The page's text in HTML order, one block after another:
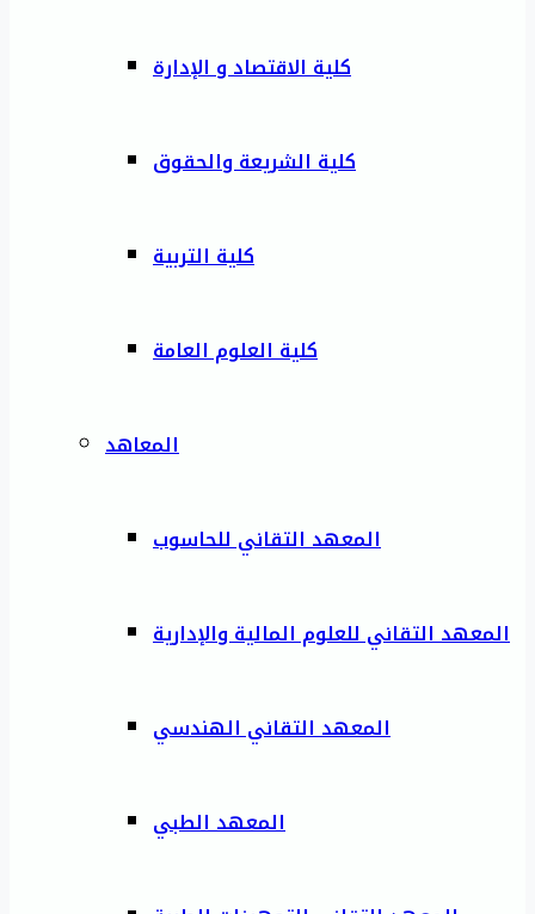
كلية الاقتصاد و الإدارة
كلية الشريعة والحقوق
كلية التربية
كلية العلوم العامة
المعاهد
المعهد التقاني للحاسوب
المعهد التقاني للعلوم المالية والإدارية
المعهد التقاني الهندسي
المعهد الطبي